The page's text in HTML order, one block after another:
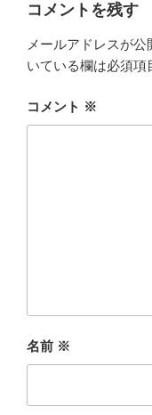
コメントを残す
メールアドレスが公
いている欄は必須項
コメント ※
名前 ※